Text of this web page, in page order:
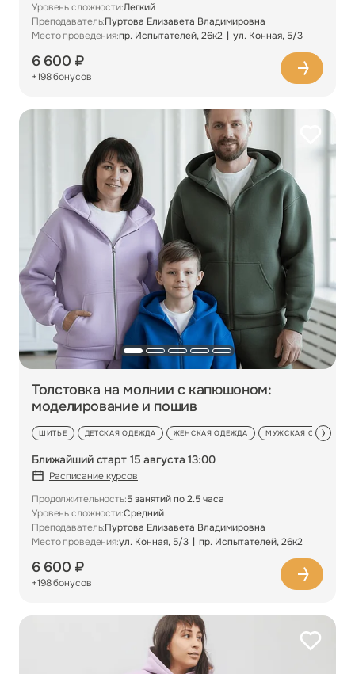
Уровень сложности:Легкий
Преподаватель:Пуртова Елизавета Владимировна
Место проведения:пр. Испытателей, 26к2 ул. Конная, 5/3
6 600 ₽
+198 бонусов
Толстовка на молнии с капюшоном:
моделирование и пошив
ШИТЬЕ ДЕТСКАЯ ОДЕЖДА ЖЕНСКАЯ ОДЕЖДА МУЖСКАЯ ОДЕЖДА
Продолжительность:5 занятий по 2.5 часа
Уровень сложности:Средний
Преподаватель:Пуртова Елизавета Владимировна
Место проведения:ул. Конная, 5/3 пр. Испытателей, 26к2
6 600 ₽
+198 бонусов
Ближайший старт 15 августа 13:00
Расписание курсов